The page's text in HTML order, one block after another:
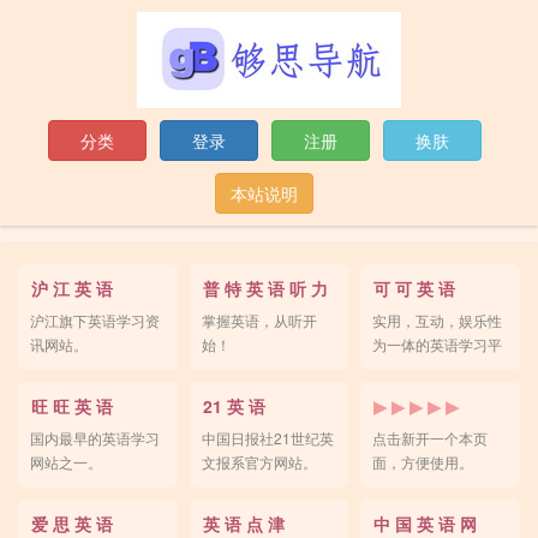
分类 登录 注册 换肤
本站说明
沪 江 英 语
沪江旗下英语学习资
讯网站。
普 特 英 语 听 力
掌握英语，从听开
始！
可 可 英 语
实用，互动，娱乐性
为一体的英语学习平
旺 旺 英 语
国内最早的英语学习
网站之一。
21 英 语
中国日报社21世纪英
文报系官方网站。
▶ ▶ ▶ ▶ ▶
点击新开一个本页
面，方便使用。
爱 思 英 语 英 语 点 津 中 国 英 语 网